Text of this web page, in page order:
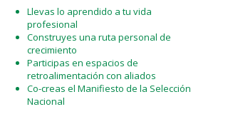
Llevas lo aprendido a tu vida
profesional
Construyes una ruta personal de
crecimiento
Participas en espacios de
retroalimentación con aliados
Co-creas el Manifiesto de la Selección
Nacional